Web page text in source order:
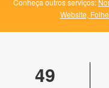
Conheça outros serviços:
Website,
49